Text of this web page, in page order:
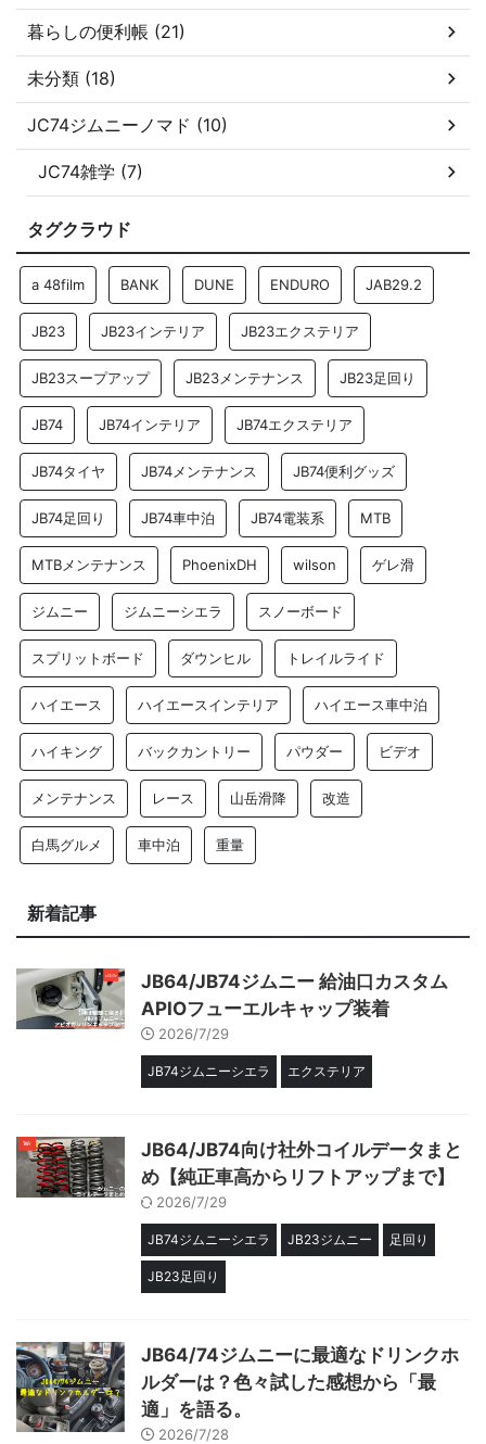
暮らしの便利帳 (21)
未分類 (18)
JC74ジムニーノマド (10)
JC74雑学 (7)
タグクラウド
a 48film BANK DUNE ENDURO JAB29.2
JB23 JB23インテリア JB23エクステリア
JB23スープアップ JB23メンテナンス JB23足回り
JB74 JB74インテリア JB74エクステリア
JB74タイヤ JB74メンテナンス JB74便利グッズ
JB74足回り JB74車中泊 JB74電装系 MTB
MTBメンテナンス PhoenixDH wilson ゲレ滑
ジムニー ジムニーシエラ スノーボード
スプリットボード ダウンヒル トレイルライド
ハイエース ハイエースインテリア ハイエース車中泊
ハイキング バックカントリー パウダー ビデオ
メンテナンス レース 山岳滑降 改造
白馬グルメ 車中泊 重量
新着記事
JB64/JB74ジムニー 給油口カスタム
APIOフューエルキャップ装着
2026/7/29
JB74ジムニーシエラ エクステリア
JB64/JB74向け社外コイルデータまと
め【純正車高からリフトアップまで】
2026/7/29
JB74ジムニーシエラ JB23ジムニー 足回り
JB23足回り
JB64/74ジムニーに最適なドリンクホ
ルダーは？色々試した感想から「最
適」を語る。
2026/7/28